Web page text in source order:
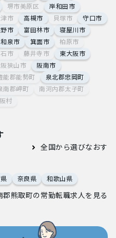
堺市美原区
岸和田市
市 高槻市 貝塚市
守口市
市 富田林市
寝屋川市
和泉市 箕面市
柏原市
市 藤井寺市
東大阪市
狭山市
阪南市
能郡能勢町
泉北郡忠岡町
南郡岬町
南河内郡太子町
村
全国から選びなおす
奈良県 和歌山県
郡熊取町の常勤転職求人を見る